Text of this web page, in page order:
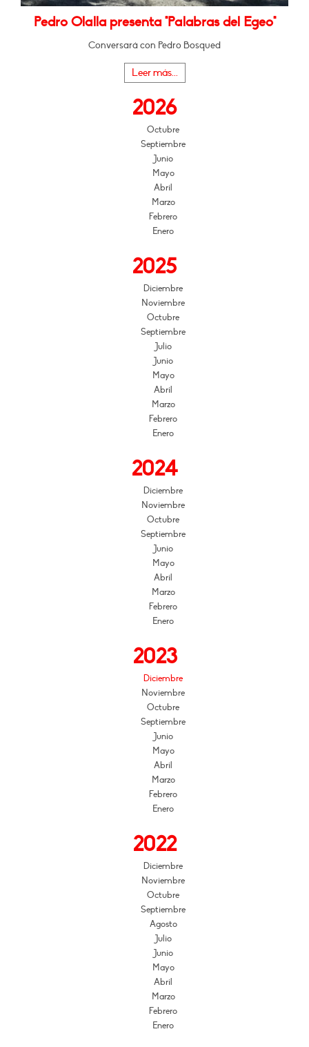
Pedro Olalla presenta "Palabras del Egeo"
Conversará con Pedro Bosqued
Leer más...
2026
Octubre
Septiembre
Junio
Mayo
Abril
Marzo
Febrero
Enero
2025
Diciembre
Noviembre
Octubre
Septiembre
Julio
Junio
Mayo
Abril
Marzo
Febrero
Enero
2024
Diciembre
Noviembre
Octubre
Septiembre
Junio
Mayo
Abril
Marzo
Febrero
Enero
2023
Diciembre
Noviembre
Octubre
Septiembre
Junio
Mayo
Abril
Marzo
Febrero
Enero
2022
Diciembre
Noviembre
Octubre
Septiembre
Agosto
Julio
Junio
Mayo
Abril
Marzo
Febrero
Enero